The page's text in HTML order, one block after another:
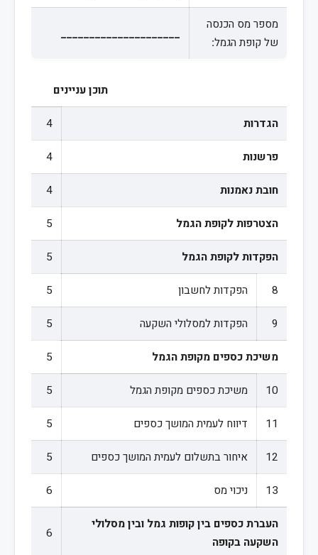
מספר מס הכנסה
של קופת הגמל:
_____________________
תוכן עניינים
הגדרות 4
פרשנות 4
חובת נאמנות 4
הצטרפות לקופת הגמל 5
הפקדות לקופת הגמל 5
8 הפקדות לחשבון 5
9 הפקדות למסלולי השקעה 5
משיכת כספים מקופת הגמל 5
10 משיכת כספים מקופת הגמל 5
11 דיווח לעמית המושך כספים 5
12 איחור בתשלום לעמית המושך כספים 5
13 ניכוי מס 6
העברת כספים בין קופות גמל ובין מסלולי
השקעה בקופה
6